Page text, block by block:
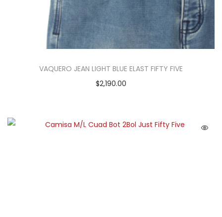
VAQUERO JEAN LIGHT BLUE ELAST FIFTY FIVE
$2,190.00